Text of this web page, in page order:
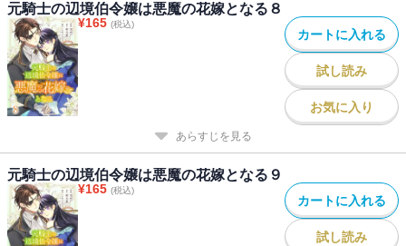
元騎士の辺境伯令嬢は悪魔の花嫁となる８
¥165 (税込)
カートに入れる
試し読み
お気に入り
あらすじを見る
元騎士の辺境伯令嬢は悪魔の花嫁となる９
¥165 (税込)
カートに入れる
試し読み